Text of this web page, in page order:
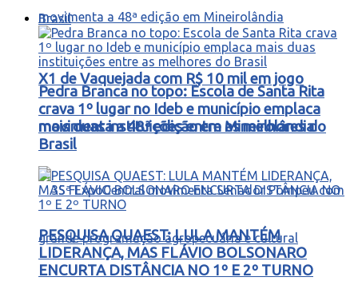
X1 de Vaquejada com R$ 10 mil em jogo
movimenta a 48ª edição em Mineirolândia
Brasil
Pedra Branca no topo: Escola de Santa Rita
crava 1º lugar no Ideb e município emplaca
mais duas instituições entre as melhores do
Brasil
PESQUISA QUAEST: LULA MANTÉM
LIDERANÇA, MAS FLÁVIO BOLSONARO
ENCURTA DISTÂNCIA NO 1º E 2º TURNO